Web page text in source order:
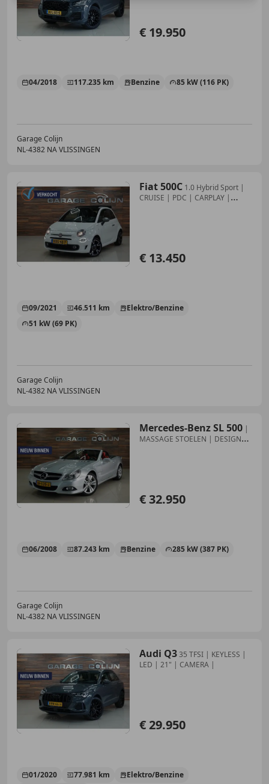
€ 19.950
04/2018 117.235 km Benzine 85 kW (116 PK)
Garage Colijn
NL-4382 NA VLISSINGEN
Fiat 500C 1.0 Hybrid Sport |
CRUISE | PDC | CARPLAY |
€ 13.450
09/2021 46.511 km
Elektro/Benzine
51 kW (69 PK)
Garage Colijn
NL-4382 NA VLISSINGEN
Mercedes-Benz SL 500 |
MASSAGE STOELEN | DESIGNO
€ 32.950
06/2008 87.243 km Benzine 285 kW (387 PK)
Garage Colijn
NL-4382 NA VLISSINGEN
Audi Q335 TFSI | KEYLESS |
LED | 21" | CAMERA |
€ 29.950
01/2020 77.981 km
Elektro/Benzine